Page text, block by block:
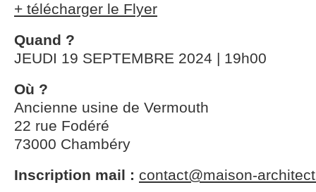
+ télécharger le Flyer
Quand ?
JEUDI 19 SEPTEMBRE 2024 | 19h00
Où ?
Ancienne usine de Vermouth
22 rue Fodéré
73000 Chambéry
Inscription mail : contact@maison-